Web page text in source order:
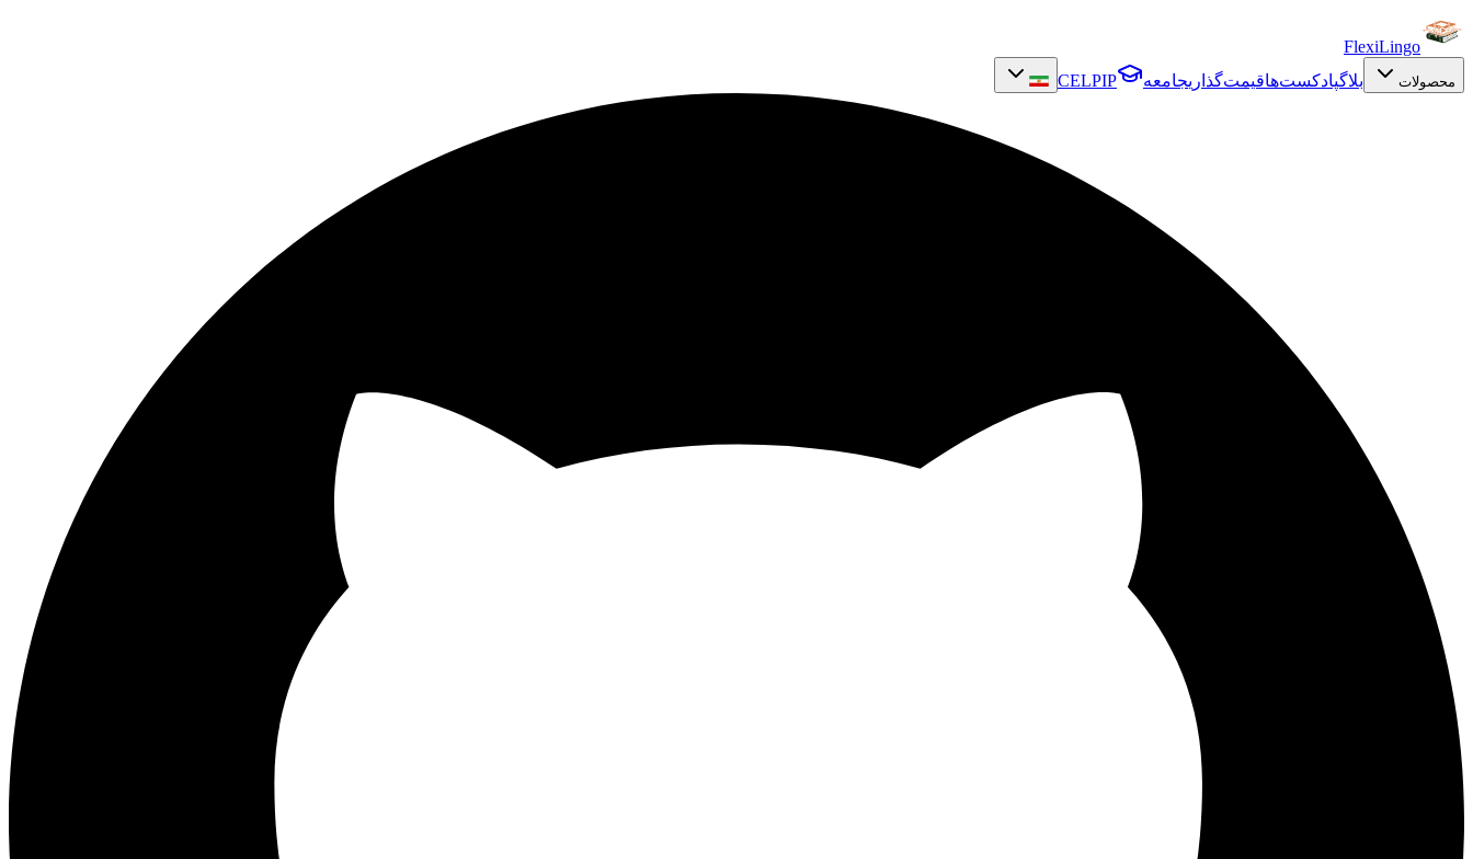
FlexiLingo
محصولات بلاگپادکست‌هاقیمت‌گذاریجامعه CELPIP